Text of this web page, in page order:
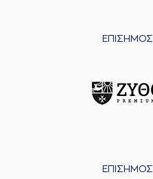
ΕΠΙΣΗΜΟΣ
ΕΠΙΣΗΜΟΣ